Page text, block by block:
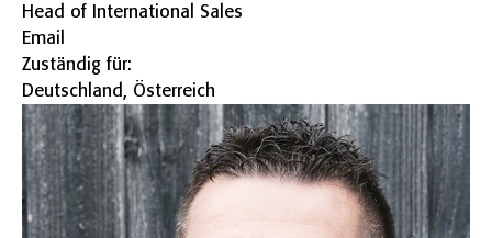
Head of International Sales
Email
Zuständig für:
Deutschland, Österreich